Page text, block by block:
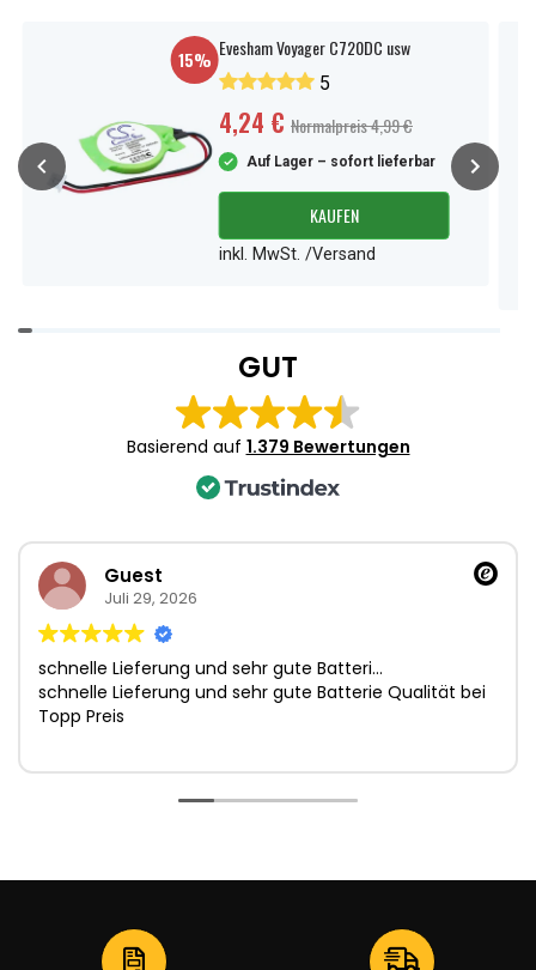
15% Evesham Voyager C720DC usw
5
4,24 € Normalpreis 4,99 €
Auf Lager – sofort lieferbar
KAUFEN
inkl. MwSt. /Versand
Item
GUT
Basierend auf 1.379 Bewertungen
Guest
Juli 29, 2026
schnelle Lieferung und sehr gute Batteri…
schnelle Lieferung und sehr gute Batterie Qualität bei
Topp Preis